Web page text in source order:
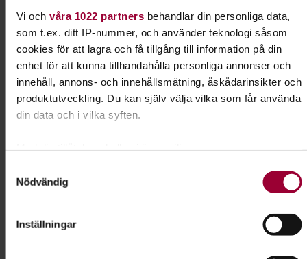
Vi och våra 1022 partnersbehandlar din personliga data,
som t.ex. ditt IP-nummer, och använder teknologi såsom
cookies för att lagra och få tillgång till information på din
enhet för att kunna tillhandahålla personliga annonser och
innehåll, annons- och innehållsmätning, åskådarinsikter och
produktutveckling. Du kan själv välja vilka som får använda
din data och i vilka syften.
kan ha en noggrannhet på upp till flera meter
Ta reda på mer om hur dina personliga uppgifter behandlas
Nödvändig
Inställningar
Prova på tillfället är gratis men väljer du att gå kursen
kostar det 700 kr för 15 gånger.
Betalas direkt till Föreningen J4F Linedance, prata med
ledarna på plats.
I samarbete med